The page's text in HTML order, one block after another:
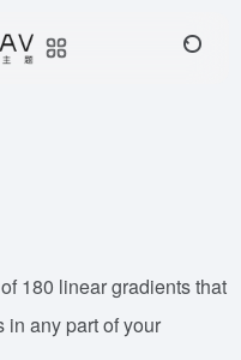
180 linear gradients that
in any part of your